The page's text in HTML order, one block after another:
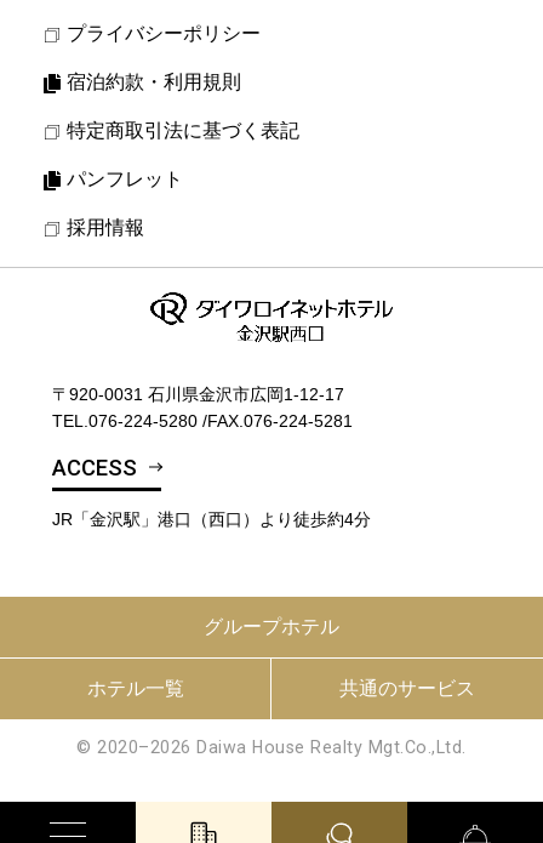
プライバシーポリシー
宿泊約款・利用規則
特定商取引法に基づく表記
パンフレット
採用情報
〒920-0031 石川県金沢市広岡1-12-17
TEL.076-224-5280 /FAX.076-224-5281
ACCESS
JR「金沢駅」港口（西口）より徒歩約4分
グループホテル
ホテル一覧 共通のサービス
© 2020–2026 Daiwa House Realty Mgt.Co.,Ltd.